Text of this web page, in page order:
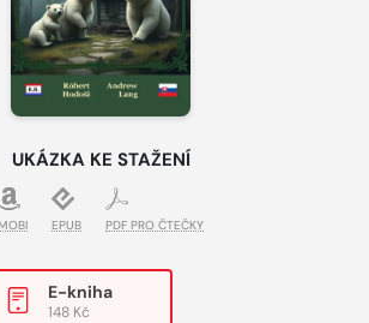
UKÁZKA KE STAŽENÍ
EPUB PDF PRO ČTEČKY
E-kniha
148 Kč